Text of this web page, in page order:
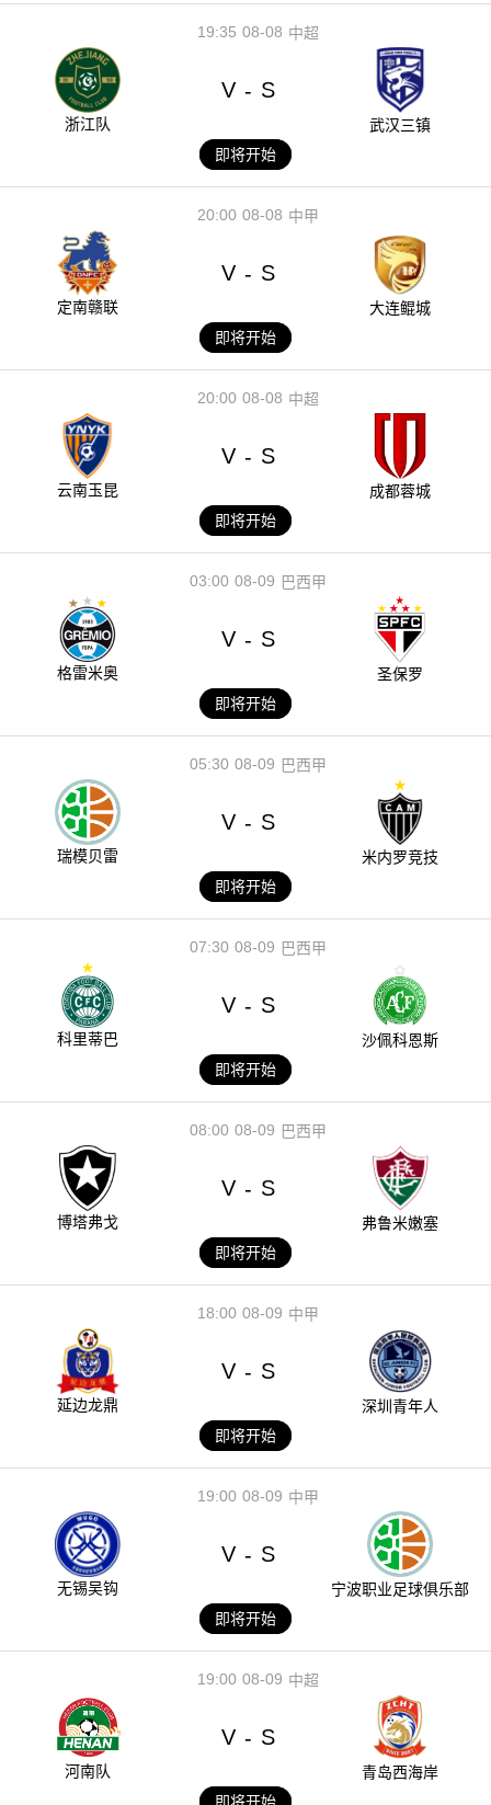
08-08
19:35 中超
浙江队
V - S
武汉三镇
即将开始
08-08
20:00 中甲
定南赣联
V - S
大连鲲城
即将开始
08-08
20:00 中超
云南玉昆
V - S
成都蓉城
即将开始
08-09
03:00 巴西甲
格雷米奥
V - S
圣保罗
即将开始
08-09
05:30 巴西甲
瑞模贝雷
V - S
米内罗竞技
即将开始
08-09
07:30 巴西甲
科里蒂巴
V - S
沙佩科恩斯
即将开始
08-09
08:00 巴西甲
博塔弗戈
V - S
弗鲁米嫩塞
即将开始
08-09
18:00 中甲
延边龙鼎
V - S
深圳青年人
即将开始
08-09
19:00 中甲
无锡吴钩
V - S
宁波职业足球俱乐部
即将开始
08-09
19:00 中超
河南队
V - S
青岛西海岸
即将开始